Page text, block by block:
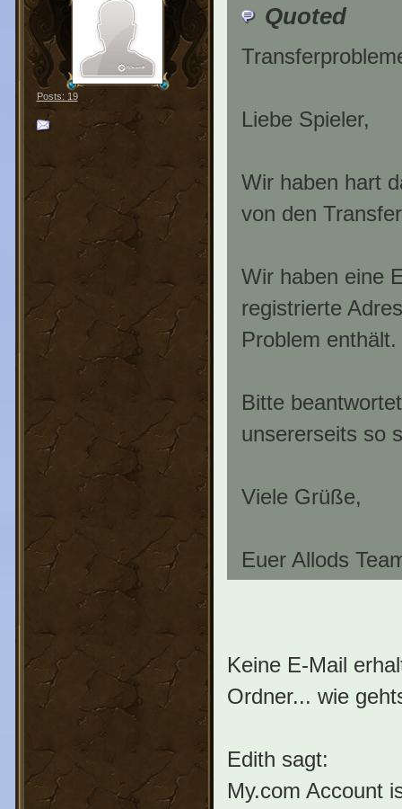
Posts: 19
Quoted
Liebe Spieler,
Wir haben hart
von den
Wir haben eine
registrierte
Problem enthält.
Bitte
unsererseits so
Viele Grüße,
Euer Allods
Keine E-Mail
Ordner... wie
Edith sagt:
My.com Account